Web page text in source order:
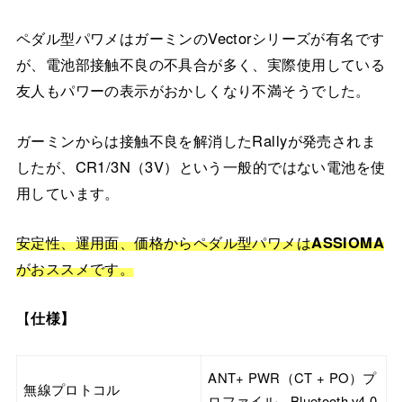
ペダル型パワメはガーミンのVectorシリーズが有名です
が、電池部接触不良の不具合が多く、実際使用している
友人もパワーの表示がおかしくなり不満そうでした。
ガーミンからは接触不良を解消したRallyが発売されま
したが、CR1/3N（3V）という一般的ではない電池を使
用しています。
安定性、運用面、価格からペダル型パワメはASSIOMA
がおススメです。
【仕様】
無線プロトコル
ANT+ PWR（CT + PO）プ